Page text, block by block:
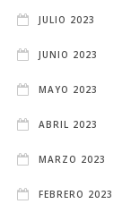
JULIO 2023
JUNIO 2023
MAYO 2023
ABRIL 2023
MARZO 2023
FEBRERO 2023